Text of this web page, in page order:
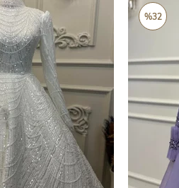
ÜRÜN
%32